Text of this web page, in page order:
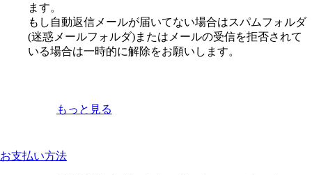
ます。
もし自動返信メールが届いてない場合はスパムフォルダ
(迷惑メールフォルダ)またはメールの受信を拒否されて
いる場合は一時的に解除をお願いします。
もっと見る
お支払い方法